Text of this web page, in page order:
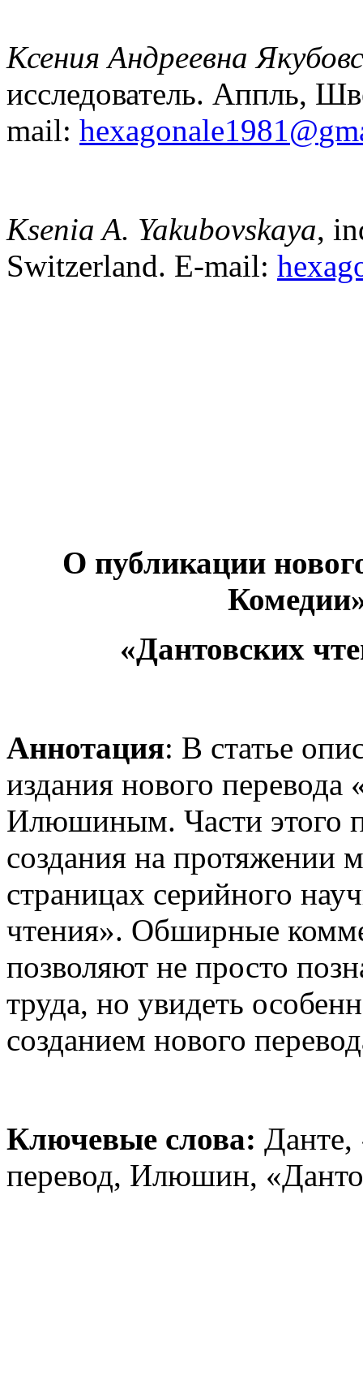
Ксения Андреевна
исследователь. Аппль,
mail: hexagonale1981@
Ksenia A. Yakubovskaya,
Switzerland. E-mail:
О публикации
«Дантовских
Аннотация: В статье
издания нового
Илюшиным. Части этого
создания на протяжении
страницах серийного
чтения». Обширные
позволяют не просто
труда, но увидеть
созданием нового
Ключевые слова: Данте,
перевод, Илюшин,